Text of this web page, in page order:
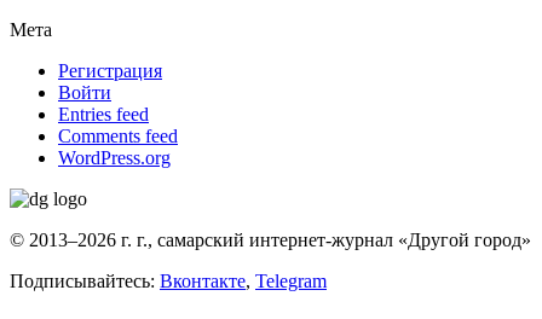
Мета
Регистрация
Войти
Entries feed
Comments feed
WordPress.org
© 2013–2026 г. г., самарский интернет-журнал «Другой город»
Подписывайтесь: Вконтакте, Telegram